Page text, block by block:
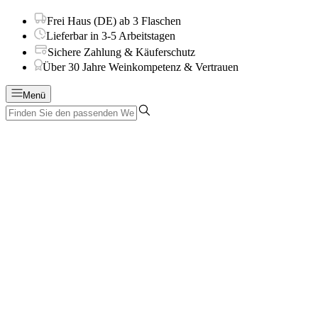
Frei Haus (DE) ab 3 Flaschen
Lieferbar in 3-5 Arbeitstagen
Sichere Zahlung & Käuferschutz
Über 30 Jahre Weinkompetenz & Vertrauen
Menü